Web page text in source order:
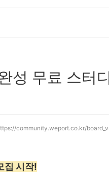
합격자소서 핵심분석
성 무료 스터
community.weport.co.kr/
집 시작!